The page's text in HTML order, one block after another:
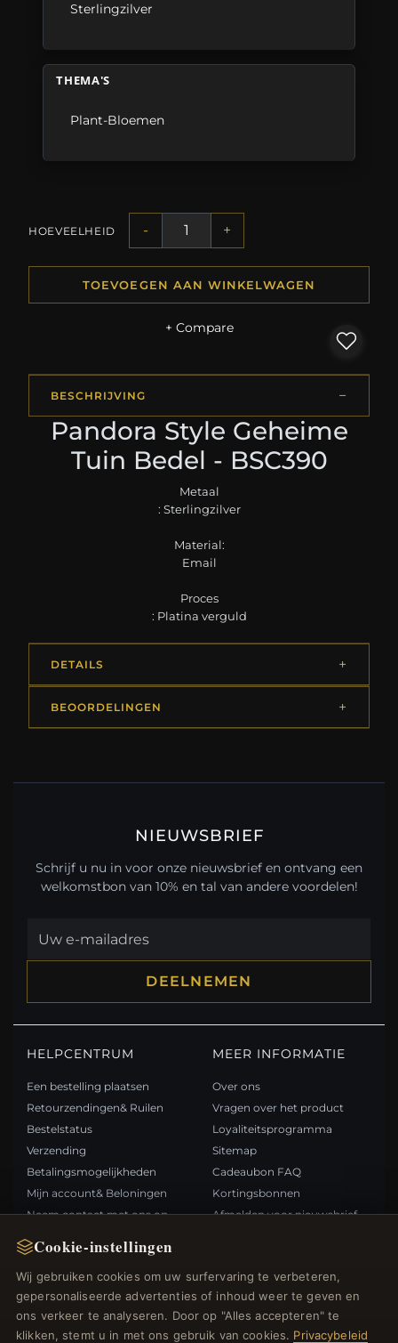
Cookie-instellingen
Wij gebruiken cookies om uw surfervaring te verbeteren,
gepersonaliseerde advertenties of inhoud weer te geven en
ons verkeer te analyseren. Door op "Alles accepteren" te
klikken, stemt u in met ons gebruik van cookies. Privacybeleid
Sterlingzilver
THEMA'S
Plant-Bloemen
HOEVEELHEID - +
TOEVOEGEN AAN WINKELWAGEN
+ Compare
BESCHRIJVING
Pandora Style Geheime
Tuin Bedel - BSC390
Metaal
: Sterlingzilver
Material:
Email
Proces
: Platina verguld
DETAILS
BEOORDELINGEN
NIEUWSBRIEF
Schrijf u nu in voor onze nieuwsbrief en ontvang een
welkomstbon van 10% en tal van andere voordelen!
DEELNEMEN
HELPCENTRUM
Een bestelling plaatsen
Retourzendingen& Ruilen
Bestelstatus
Verzending
Betalingsmogelijkheden
Mijn account& Beloningen
Neem contact met ons op
MEER INFORMATIE
Over ons
Vragen over het product
Loyaliteitsprogramma
Sitemap
Cadeaubon FAQ
Kortingsbonnen
Afmelden voor nieuwsbrief
Nieuwe producten
Specials
BETAALMETHODEN